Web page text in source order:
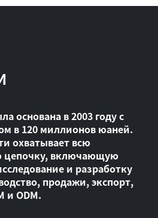
основана в 2003 году с
в 120 миллионов юаней.
охватывает всю
цепочку, включающую
и разработку
продажи, экспорт,
и ODM.